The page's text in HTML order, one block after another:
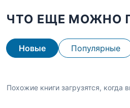
ЧТО ЕЩЕ МОЖНО
Новые Популярные
Похожие книги загрузятся, когда